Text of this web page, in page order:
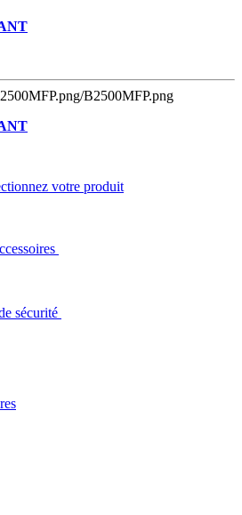
votre produit
sécurité